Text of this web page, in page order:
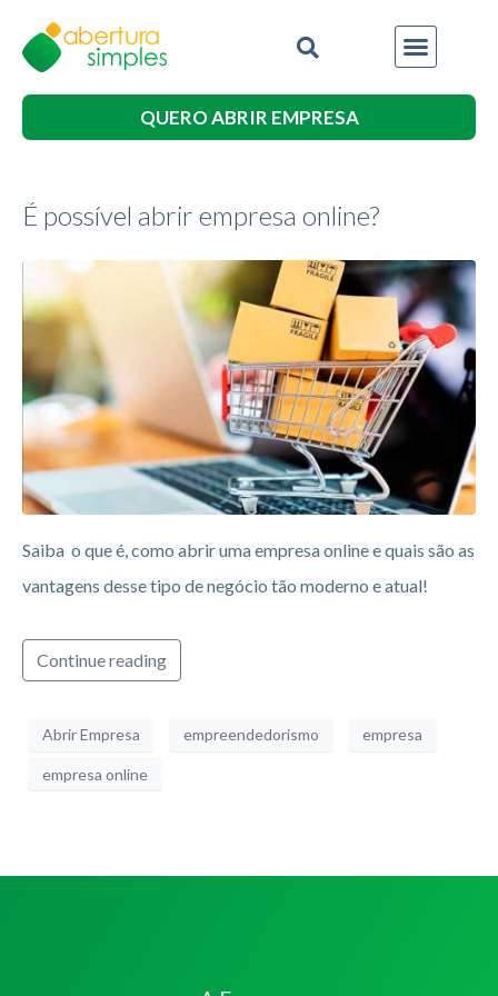
QUERO ABRIR EMPRESA
É possível abrir empresa online?
Saiba o que é, como abrir uma empresa online e quais são as
vantagens desse tipo de negócio tão moderno e atual!
Continue reading
Abrir Empresa empreendedorismo empresa
empresa online